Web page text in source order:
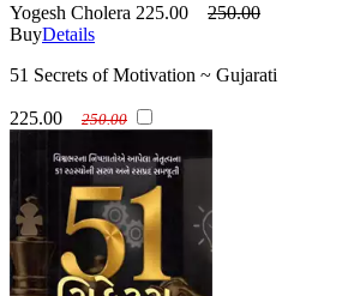
Yogesh Cholera 225.00
250.00
BuyDetails
51 Secrets of Motivation ~ Gujarati
225.00 250.00